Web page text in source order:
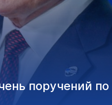
поручений по